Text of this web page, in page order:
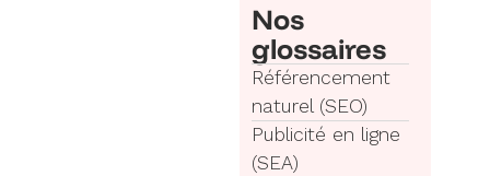
Nos
glossaires
Référencement
naturel (SEO)
Publicité en ligne
(SEA)